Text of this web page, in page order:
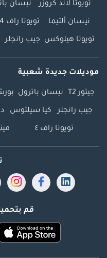
تويوتا لاند كروزر نيسان
نيسان ألتيما تويوتا راف 4
تويوتا هيلوكس جيب رانجلر
موديلات جديدة شعبية
جيتور T2 نيسان باترول بورش
جيب رانجلر كيا سيلتوس
تويوتا راف ٤
قم